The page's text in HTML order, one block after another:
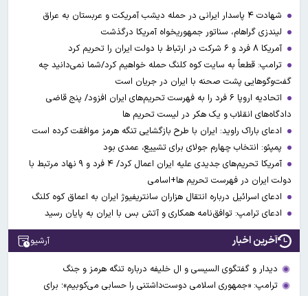
شهادت ۴ پاسدار ایرانی در حمله دیشب آمریکت و عربستان به عراق
لیندزی گراهام، سناتور جمهوریخواه آمریکا درگذشت
آمریکا ۸ فرد و ۶ شرکت در ارتباط با دولت ایران را تحریم کرد
ترامپ: قطعاً به سایت کوه کلنگ حمله خواهیم کرد/شما نمی‌دانید چه
گفت‌وگوهایی پشت صحنه با ایران در جریان است
اتحادیه اروپا ۶ فرد را به فهرست تحریم‌های ایران افزود/ پنج قاضی
دادگاه‌های انقلاب و یک هکر در لیست تحریم ها
ادعای باراک راوید: ایران با طرح بازگشایی تنگه هرمز موافقت کرده است
پمپئو: انتخاب چهارم جولای برای تشییع، عمدی بود
آمریکا تحریم‌های جدیدی علیه ایران اعمال کرد/ ۴ فرد و ۹ نهاد مرتبط با
دولت ایران در فهرست تحریم ها+اسامی
ادعای اسرائیل درباره انتقال هزاران سانتریفیوژ ایران به اعماق کوه کلنگ
ادعای ترامپ: توافق‌نامه همکاری و آتش بس با ایران به پایان رسید
آخرین اخبار آرشیو
دیدار و گفتگوی السیسی و ال خلیفه درباره تنگه هرمز و جنگ
ترامپ: «جمهوری اسلامی دوست‌داشتنی را حسابی می‌کوبیم»؛ برای